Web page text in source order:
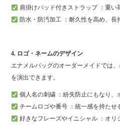
肩掛けパッド付きストラップ ：重い
防水・防汚加工 ：耐久性を高め、長
4. ロゴ・ネームのデザイン
エナメルバッグのオーダーメイドでは
を演出できます。
個人名の刺繍 ：紛失防止にもなり、
チームロゴや番号 ：統一感を持たせ
好きなフレーズやイニシャル ：オリ